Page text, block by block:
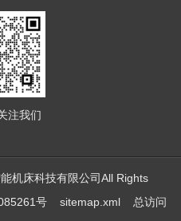
注我们
机床科技有限公司All Rights
号 sitemap.xml总访问